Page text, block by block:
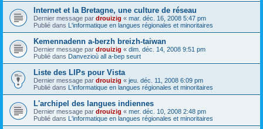
Internet et la Bretagne, une culture de réseau
Dernier message par drouizig « mar. déc. 16, 2008 5:47 pm
Publié dans L'informatique en langues régionales et minoritaires
Kemennadenn a-berzh breizh-taiwan
Dernier message par drouizig « dim. déc. 14, 2008 9:51 pm
Publié dans Danvezioù all a-bep seurt
Liste des LIPs pour Vista
Dernier message par drouizig « jeu. déc. 11, 2008 6:09 pm
Publié dans L'informatique en langues régionales et minoritaires
L'archipel des langues indiennes
Dernier message par drouizig « mer. déc. 10, 2008 2:48 pm
Publié dans L'informatique en langues régionales et minoritaires